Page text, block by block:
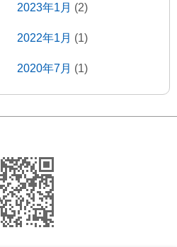
2023年1月 (2)
2022年1月 (1)
2020年7月 (1)
2019年5月(2)
2018年8月
2018年4月
2018年2月